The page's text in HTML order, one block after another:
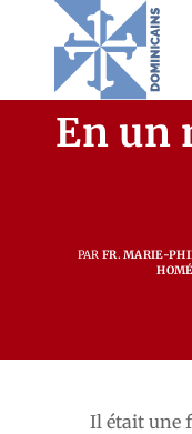
En un
PAR FR. MARIE-
Il était une